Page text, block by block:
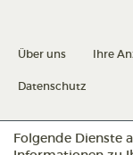
Über uns Ihre
Datenschutz
Datenschutz
Folgende Dienste